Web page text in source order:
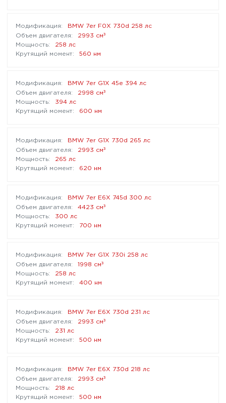
BMW 7er F0X 730d 258 лс
2993 см³
258 лс
560 нм
BMW 7er G1X 45e 394 лс
2998 см³
394 лс
600 нм
BMW 7er G1X 730d 265 лс
2993 см³
265 лс
620 нм
BMW 7er E6X 745d 300 лс
4423 см³
300 лс
700 нм
BMW 7er G1X 730i 258 лс
1998 см³
258 лс
400 нм
BMW 7er E6X 730d 231 лс
2993 см³
231 лс
500 нм
BMW 7er E6X 730d 218 лс
2993 см³
218 лс
500 нм